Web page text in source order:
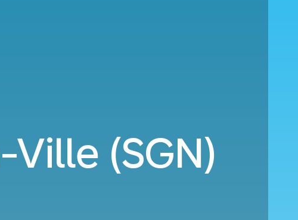
(SGN)